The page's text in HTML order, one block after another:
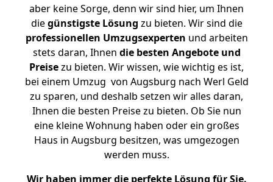
aber keine Sorge, denn wir sind hier, um Ihnen
diegünstigste Lösung zu bieten. Wir sind die
professionellen Umzugsexperten und arbeiten
stets daran, Ihnen die besten Angebote und
Preisezu bieten. Wir wissen, wie wichtig es ist,
bei einem Umzug von Augsburg nach Werl Geld
zu sparen, und deshalb setzen wir alles daran,
Ihnen die besten Preise zu bieten. Ob Sie nun
eine kleine Wohnung haben oder ein großes
Haus in Augsburg besitzen, was umgezogen
werden muss.
Wir haben immer die perfekte Lösung für Sie.